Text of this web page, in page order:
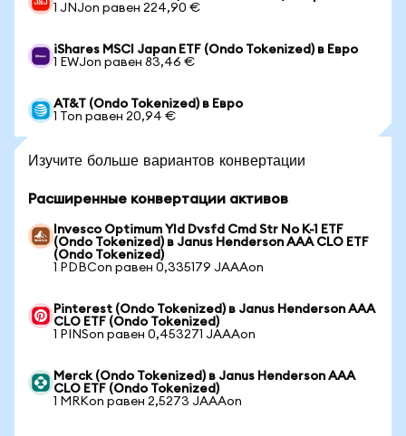
1 JNJon равен 224,90 €
iShares MSCI Japan ETF (Ondo Tokenized) в Евро
1 EWJon равен 83,46 €
AT&T (Ondo Tokenized) в Евро
1 Ton равен 20,94 €
Изучите больше вариантов конвертации
Расширенные конвертации активов
Invesco Optimum Yld Dvsfd Cmd Str No K-1 ETF
(Ondo Tokenized) в Janus Henderson AAA CLO ETF
(Ondo Tokenized)
1 PDBCon равен 0,335179 JAAAon
Pinterest (Ondo Tokenized) в Janus Henderson AAA
CLO ETF (Ondo Tokenized)
1 PINSon равен 0,453271 JAAAon
Merck (Ondo Tokenized) в Janus Henderson AAA
CLO ETF (Ondo Tokenized)
1 MRKon равен 2,5273 JAAAon